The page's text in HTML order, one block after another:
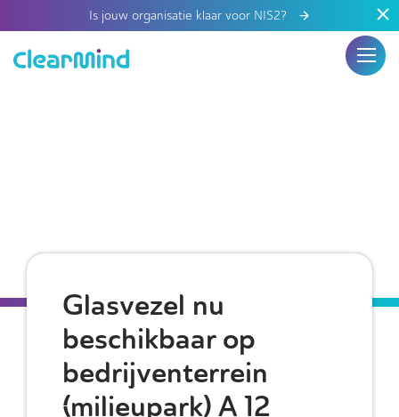
Is jouw organisatie klaar voor NIS2?
Glasvezel nu
beschikbaar op
bedrijventerrein
(milieupark) A 12